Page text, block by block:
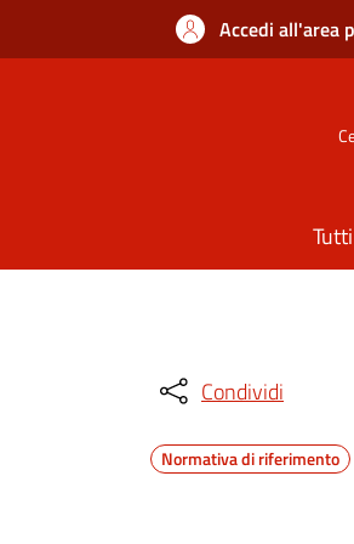
Accedi all'area
Condividi
Normativa di riferimento